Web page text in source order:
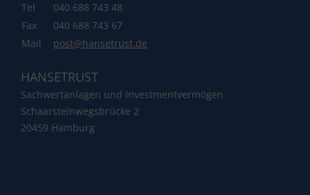
Tel
040 688 743 48
Fax
040 688 743 67
Mail
post@hansetrust.de
HANSETRUST
Sachwertanlagen und Investmentvermögen
Schaarsteinwegsbrücke 2
20459 Hamburg